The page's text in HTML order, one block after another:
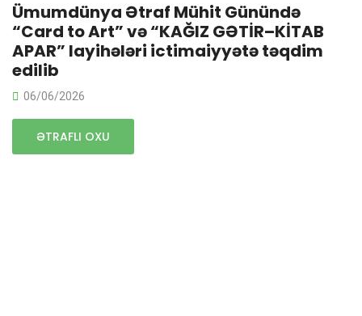
Ümumdünya Ətraf Mühit Günündə
“Card to Art” və “KAĞIZ GƏTİR–KİTAB
APAR” layihələri ictimaiyyətə təqdim
edilib
06/06/2026
ƏTRAFLI OXU